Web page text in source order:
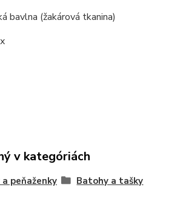
bavlna (žakárová tkanina)
v kategóriách
peňaženky Batohy a tašky